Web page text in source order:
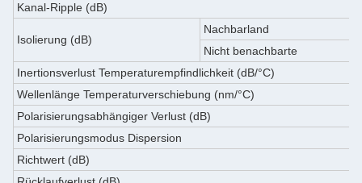
Kanal-Ripple (dB)
Isolierung (dB)
Nachbarland
Nicht benachbarte
Inertionsverlust Temperaturempfindlichkeit (dB/°C)
Wellenlänge Temperaturverschiebung (nm/°C)
Polarisierungsabhängiger Verlust (dB)
Polarisierungsmodus Dispersion
Richtwert (dB)